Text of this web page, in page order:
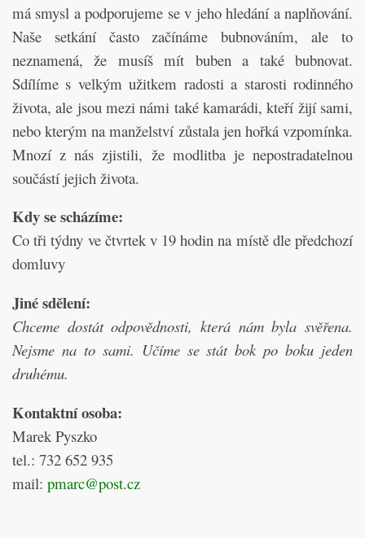
má smysl a podporujeme se v jeho hledání a naplňování.
Naše setkání často začínáme bubnováním, ale to
neznamená, že musíš mít buben a také bubnovat.
Sdílíme s velkým užitkem radosti a starosti rodinného
života, ale jsou mezi námi také kamarádi, kteří žijí sami,
nebo kterým na manželství zůstala jen hořká vzpomínka.
Mnozí z nás zjistili, že modlitba je nepostradatelnou
součástí jejich života.
Kdy se scházíme:
Co tři týdny ve čtvrtek v 19 hodin na místě dle předchozí
domluvy
Jiné sdělení:
Chceme dostát odpovědnosti, která nám byla svěřena.
Nejsme na to sami. Učíme se stát bok po boku jeden
druhému.
Kontaktní osoba:
Marek Pyszko
tel.: 732 652 935
mail: pmarc@post.cz